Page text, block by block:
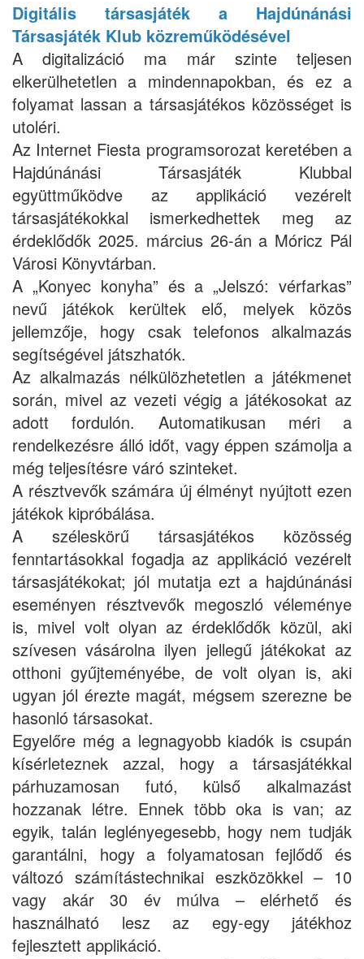
Digitális társasjáték a Hajdúnánási
Társasjáték Klub közreműködésével
A digitalizáció ma már szinte teljesen
elkerülhetetlen a mindennapokban, és ez a
folyamat lassan a társasjátékos közösséget is
utoléri.
Az Internet Fiesta programsorozat keretében a
Hajdúnánási Társasjáték Klubbal
együttműködve az applikáció vezérelt
társasjátékokkal ismerkedhettek meg az
érdeklődők 2025. március 26-án a Móricz Pál
Városi Könyvtárban.
A „Konyec konyha” és a „Jelszó: vérfarkas”
nevű játékok kerültek elő, melyek közös
jellemzője, hogy csak telefonos alkalmazás
segítségével játszhatók.
Az alkalmazás nélkülözhetetlen a játékmenet
során, mivel az vezeti végig a játékosokat az
adott fordulón. Automatikusan méri a
rendelkezésre álló időt, vagy éppen számolja a
még teljesítésre váró szinteket.
A résztvevők számára új élményt nyújtott ezen
játékok kipróbálása.
A széleskörű társasjátékos közösség
fenntartásokkal fogadja az applikáció vezérelt
társasjátékokat; jól mutatja ezt a hajdúnánási
eseményen résztvevők megoszló véleménye
is, mivel volt olyan az érdeklődők közül, aki
szívesen vásárolna ilyen jellegű játékokat az
otthoni gyűjteményébe, de volt olyan is, aki
ugyan jól érezte magát, mégsem szerezne be
hasonló társasokat.
Egyelőre még a legnagyobb kiadók is csupán
kísérleteznek azzal, hogy a társasjátékkal
párhuzamosan futó, külső alkalmazást
hozzanak létre. Ennek több oka is van; az
egyik, talán leglényegesebb, hogy nem tudják
garantálni, hogy a folyamatosan fejlődő és
változó számítástechnikai eszközökkel – 10
vagy akár 30 év múlva – elérhető és
használható lesz az egy-egy játékhoz
fejlesztett applikáció.